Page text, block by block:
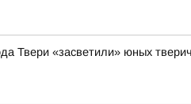
Твери «засветили» юных